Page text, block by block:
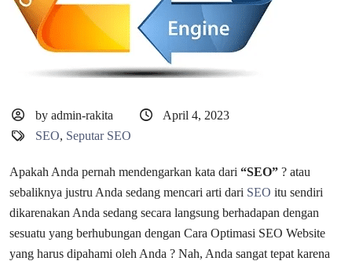
by admin-rakita
April 4, 2023
SEO, Seputar SEO
Apakah Anda pernah mendengarkan kata dari “SEO” ? atau
sebaliknya justru Anda sedang mencari arti dari SEO itu sendiri
dikarenakan Anda sedang secara langsung berhadapan dengan
sesuatu yang berhubungan dengan Cara Optimasi SEO Website
yang harus dipahami oleh Anda ? Nah, Anda sangat tepat karena